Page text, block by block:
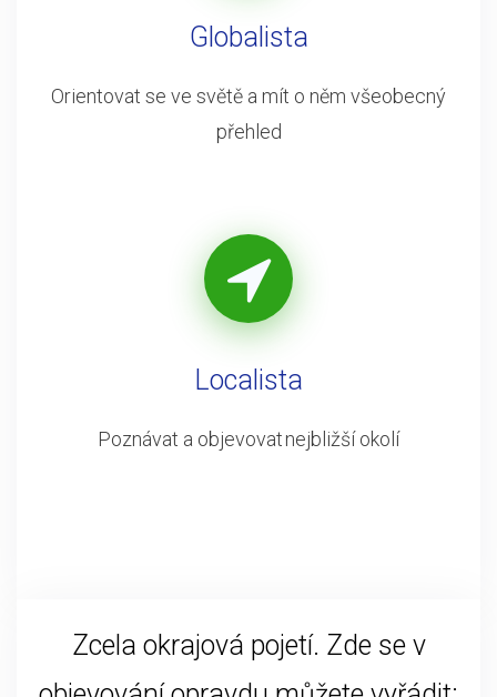
Globalista
Orientovat se ve světě a mít o něm všeobecný
přehled
Localista
Poznávat a objevovat nejbližší okolí
Zcela okrajová pojetí. Zde se v